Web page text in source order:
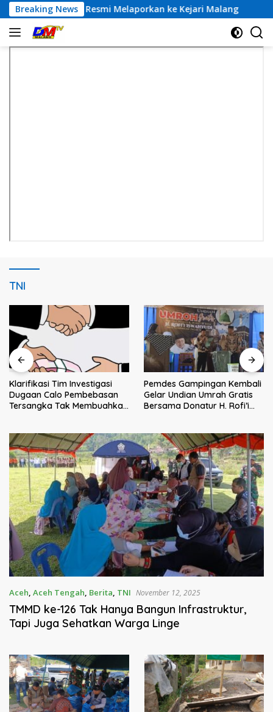
Langsung
ke
konten
Breaking News
Melaporkan ke Kejari Malang Klarifikasi Tim
TNI
Klarifikasi Tim Investigasi
Dugaan Calo Pembebasan
Tersangka Tak Membuahkan
Pemdes Gampingan Kembali
Gelar Undian Umrah Gratis
Bersama Donatur H. Rofi’i
Aceh, Aceh Tengah, Berita, TNI November 12, 2025
TMMD ke-126 Tak Hanya Bangun Infrastruktur,
Tapi Juga Sehatkan Warga Linge